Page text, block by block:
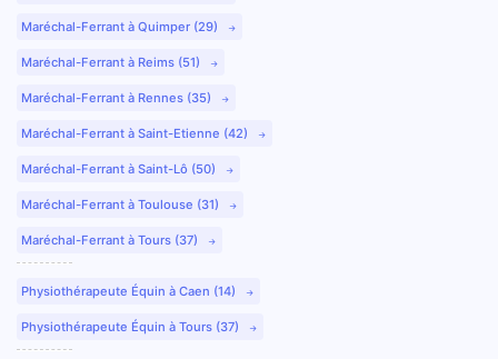
Maréchal-Ferrant à Quimper (29)
Maréchal-Ferrant à Reims (51)
Maréchal-Ferrant à Rennes (35)
Maréchal-Ferrant à Saint-Etienne (42)
Maréchal-Ferrant à Saint-Lô (50)
Maréchal-Ferrant à Toulouse (31)
Maréchal-Ferrant à Tours (37)
Physiothérapeute Équin à Caen (14)
Physiothérapeute Équin à Tours (37)